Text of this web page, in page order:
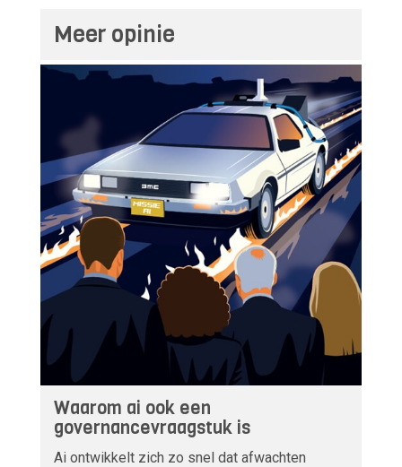
Meer opinie
Waarom ai ook een
governancevraagstuk is
Ai ontwikkelt zich zo snel dat afwachten